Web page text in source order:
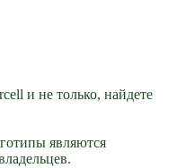
и не только, найдете
являются